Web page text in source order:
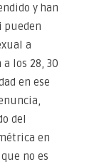
y han
pueden
a
los 28, 30
en ese
del
en
no es